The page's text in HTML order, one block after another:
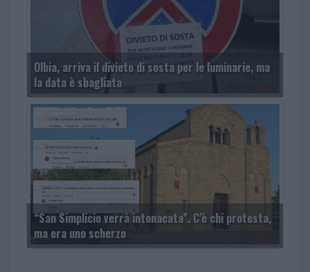
Olbia, arriva il divieto di sosta per le luminarie, ma
la data è sbagliata
“San Simplicio verrà intonacata”. C’è chi protesta,
ma era uno scherzo